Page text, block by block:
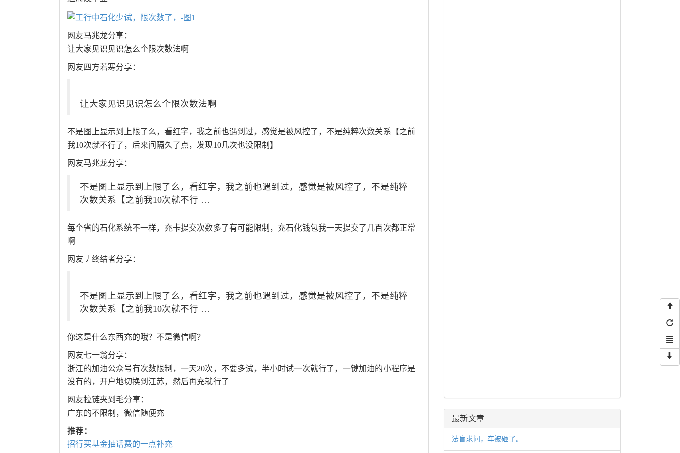
网友马兆龙分享：
让大家见识见识怎么个限次数法啊
网友四方若寒分享：
让大家见识见识怎么个限次数法啊
不是图上显示到上限了么，看红字，我之前也遇到过，感觉是被风控了，不是纯粹次数关系【之前
我10次就不行了，后来间隔久了点，发现10几次也没限制】
网友马兆龙分享：
不是图上显示到上限了么，看红字，我之前也遇到过，感觉是被风控了，不是纯粹
次数关系【之前我10次就不行 …
每个省的石化系统不一样，充卡提交次数多了有可能限制，充石化钱包我一天提交了几百次都正常
啊
网友丿终结者分享：
不是图上显示到上限了么，看红字，我之前也遇到过，感觉是被风控了，不是纯粹
次数关系【之前我10次就不行 …
你这是什么东西充的哦？不是微信啊？
网友七一翁分享：
浙江的加油公众号有次数限制，一天20次，不要多试，半小时试一次就行了，一键加油的小程序是
没有的，开户地切换到江苏，然后再充就行了
网友拉链夹到毛分享：
广东的不限制，微信随便充
推荐：
招行买基金抽话费的一点补充
最新文章
法盲求问，车被砸了。